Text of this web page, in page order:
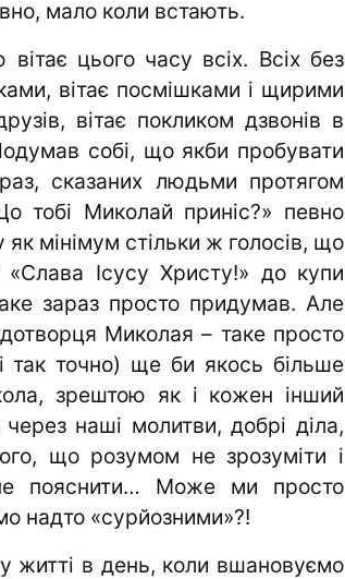
мало коли встають.
цього часу всіх. Всіх без
вітає посмішками і щирими
вітає покликом дзвонів в
собі, що якби пробувати
сказаних людьми протягом
тобі Миколай приніс?» певно
мінімум стільки ж голосів, що
«Слава Ісусу Христу!» до купи
зараз просто придумав. Але
Миколая – таке просто
точно) ще би якось більше
зрештою як і кожен інший
наші молитви, добрі діла,
що розумом не зрозуміти і
не пояснити… Може ми просто
надто «сурйозними»?!
житті в день, коли вшановуємо